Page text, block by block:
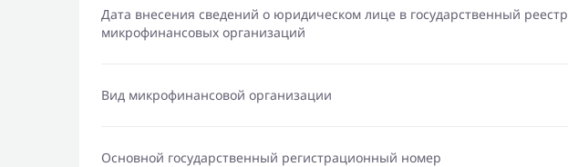
Дата внесения сведений о юридическом лице в государственный реестр
микрофинансовых организаций
Вид микрофинансовой организации
Основной государственный регистрационный номер